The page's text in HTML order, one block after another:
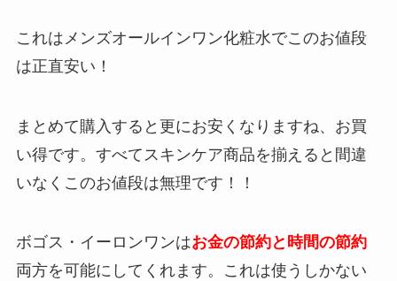
これはメンズオールインワン化粧水でこのお値段
は正直安い！
まとめて購入すると更にお安くなりますね、お買
い得です。すべてスキンケア商品を揃えると間違
いなくこのお値段は無理です！！
ボゴス・イーロンワンはお金の節約と時間の節約
両方を可能にしてくれます。これは使うしかない